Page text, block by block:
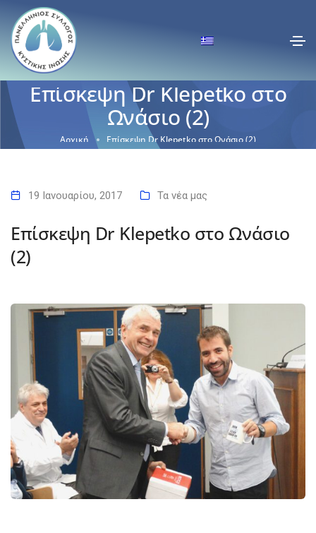
Επίσκεψη Dr Klepetko στο
Ωνάσιο (2)
Αρχική Επίσκεψη Dr Klepetko στο Ωνάσιο (2)
19 Ιανουαρίου, 2017 Τα νέα μας
Επίσκεψη Dr Klepetko στο Ωνάσιο
(2)